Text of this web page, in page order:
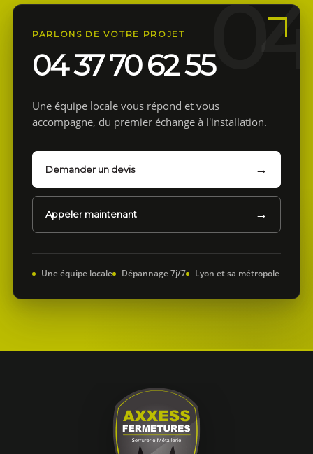
PARLONS DE VOTRE PROJET
04 37 70 62 55
Une équipe locale vous répond et vous
accompagne, du premier échange à l'installation.
Demander un devis
Appeler maintenant
Une équipe locale Dépannage 7j/7 Lyon et sa métropole